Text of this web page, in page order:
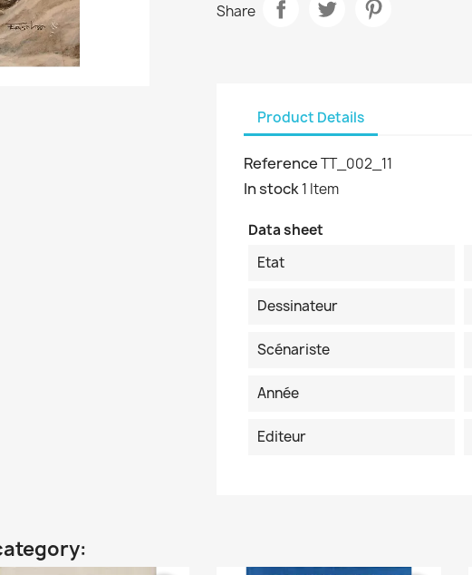
Share
Product Details
ReferenceTT_002_11
In stock1 Item
Data sheet
Etat
Dessinateur
Scénariste
Année
Editeur